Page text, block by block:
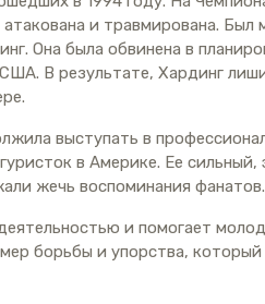
и травмирована. Был
Она была обвинена в
В результате, Хардинг
выступать в
в Америке. Ее сильный,
жечь воспоминания фанатов.
и помогает
борьбы и упорства, который